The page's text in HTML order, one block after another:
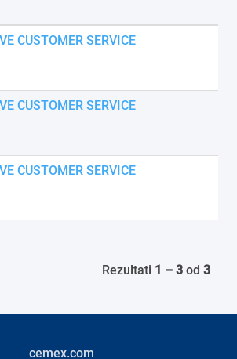
CUSTOMER SERVICE
CUSTOMER SERVICE
CUSTOMER SERVICE
Rezultati 1 – 3 od 3
cemex.com